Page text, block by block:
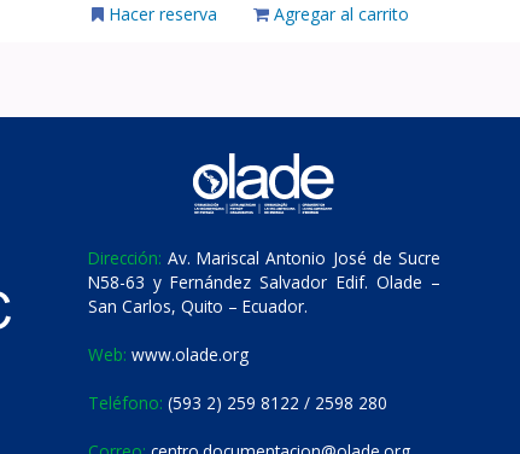
Hacer reserva Agregar al carrito
Dirección: Av. Mariscal Antonio José de Sucre
N58-63 y Fernández Salvador Edif. Olade –
San Carlos, Quito – Ecuador.
Web: www.olade.org
Teléfono: (593 2) 259 8122 / 2598 280